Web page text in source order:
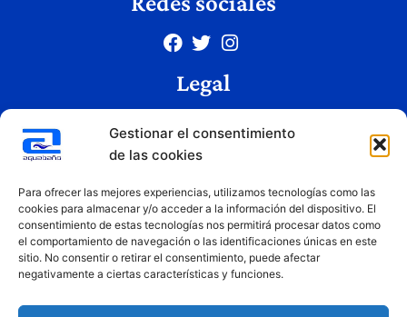
Gestionar el consentimiento
de las cookies
Para ofrecer las mejores experiencias, utilizamos tecnologías como las
cookies para almacenar y/o acceder a la información del dispositivo. El
consentimiento de estas tecnologías nos permitirá procesar datos como
el comportamiento de navegación o las identificaciones únicas en este
sitio. No consentir o retirar el consentimiento, puede afectar
negativamente a ciertas características y funciones.
Legal
Política de privacidad
Condiciones de uso
Copyright © 2026 Aquabaño | Todos los derechos reservados
Diseñado porInnovation Studio